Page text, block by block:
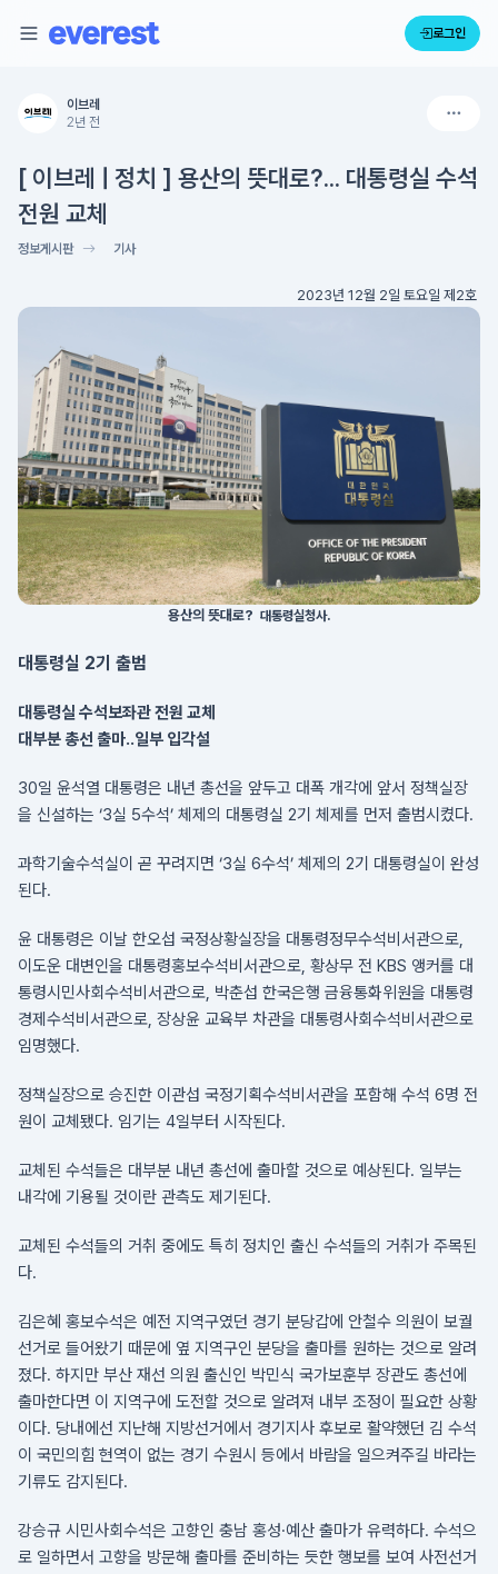
로그인
이브레
2년 전
[ 이브레 | 정치 ] 용산의 뜻대로?... 대통령실 수석
전원 교체
정보게시판 기사
2023년 12월 2일 토요일 제2호
용산의 뜻대로? 대통령실청사.
대통령실 2기 출범
대통령실 수석보좌관 전원 교체
대부분 총선 출마..일부 입각설
30일 윤석열 대통령은 내년 총선을 앞두고 대폭 개각에 앞서 정책실장
을 신설하는 ‘3실 5수석’ 체제의 대통령실 2기 체제를 먼저 출범시켰다.
과학기술수석실이 곧 꾸려지면 ‘3실 6수석’ 체제의 2기 대통령실이 완성
된다.
윤 대통령은 이날 한오섭 국정상황실장을 대통령정무수석비서관으로,
이도운 대변인을 대통령홍보수석비서관으로, 황상무 전 KBS 앵커를 대
통령시민사회수석비서관으로, 박춘섭 한국은행 금융통화위원을 대통령
경제수석비서관으로, 장상윤 교육부 차관을 대통령사회수석비서관으로
임명했다.
정책실장으로 승진한 이관섭 국정기획수석비서관을 포함해 수석 6명 전
원이 교체됐다. 임기는 4일부터 시작된다.
교체된 수석들은 대부분 내년 총선에 출마할 것으로 예상된다. 일부는
내각에 기용될 것이란 관측도 제기된다.
교체된 수석들의 거취 중에도 특히 정치인 출신 수석들의 거취가 주목된
다.
김은혜 홍보수석은 예전 지역구였던 경기 분당갑에 안철수 의원이 보궐
선거로 들어왔기 때문에 옆 지역구인 분당을 출마를 원하는 것으로 알려
졌다. 하지만 부산 재선 의원 출신인 박민식 국가보훈부 장관도 총선에
출마한다면 이 지역구에 도전할 것으로 알려져 내부 조정이 필요한 상황
이다. 당내에선 지난해 지방선거에서 경기지사 후보로 활약했던 김 수석
이 국민의힘 현역이 없는 경기 수원시 등에서 바람을 일으켜주길 바라는
기류도 감지된다.
강승규 시민사회수석은 고향인 충남 홍성·예산 출마가 유력하다. 수석으
로 일하면서 고향을 방문해 출마를 준비하는 듯한 행보를 보여 사전선거